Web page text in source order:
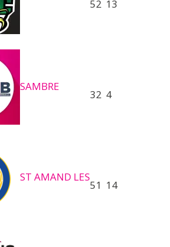
52 13
SAMBRE
32 4
ST AMAND LES
51 14